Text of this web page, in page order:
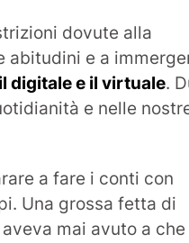
dovute alla
abitudini e a
digitale e il virtuale.
e nelle
a fare i conti con
Una grossa fetta di
mai avuto a che